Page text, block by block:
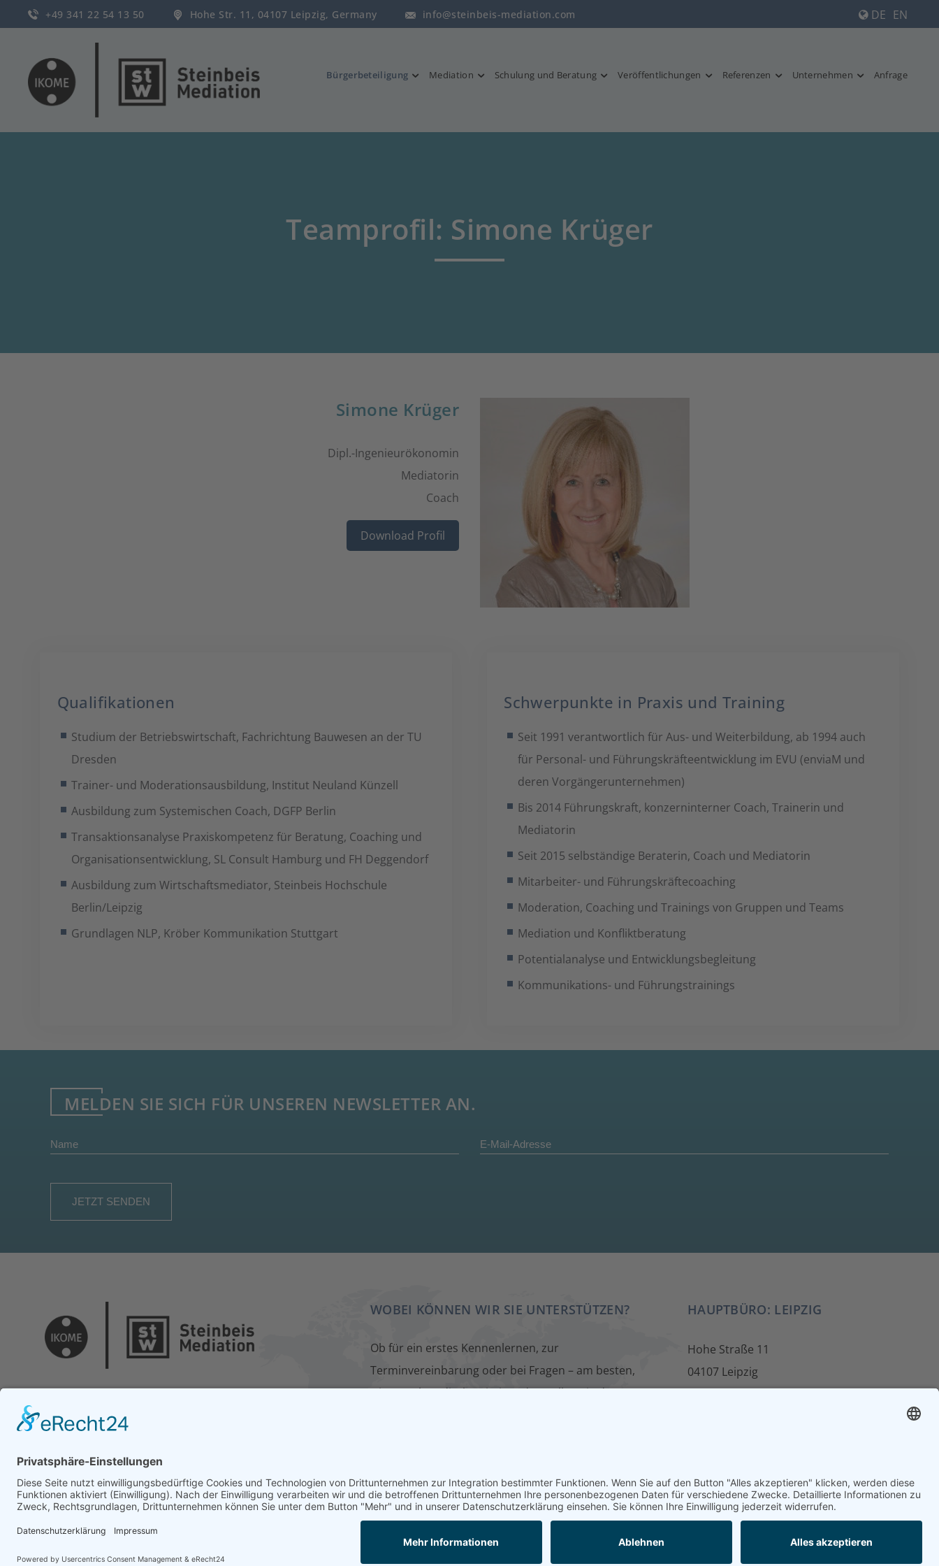
+49 341 22 54 13 50 Hohe Str. 11, 04107 Leipzig, Germany info@steinbeis-mediation.com DE EN
Bürgerbeteiligung Mediation Schulung und Beratung Veröffentlichungen Referenzen Unternehmen Anfrage
Teamprofil: Simone Krüger
Simone Krüger
Dipl.-Ingenieurökonomin
Mediatorin
Coach
Download Profil
Qualifikationen
Studium der Betriebswirtschaft, Fachrichtung Bauwesen an der TU
Dresden
Trainer- und Moderationsausbildung, Institut Neuland Künzell
Ausbildung zum Systemischen Coach, DGFP Berlin
Transaktionsanalyse Praxiskompetenz für Beratung, Coaching und
Organisationsentwicklung, SL Consult Hamburg und FH Deggendorf
Ausbildung zum Wirtschaftsmediator, Steinbeis Hochschule
Berlin/Leipzig
Grundlagen NLP, Kröber Kommunikation Stuttgart
Schwerpunkte in Praxis und Training
Seit 1991 verantwortlich für Aus- und Weiterbildung, ab 1994 auch
für Personal- und Führungskräfteentwicklung im EVU (enviaM und
deren Vorgängerunternehmen)
Bis 2014 Führungskraft, konzerninterner Coach, Trainerin und
Mediatorin
Seit 2015 selbständige Beraterin, Coach und Mediatorin
Mitarbeiter- und Führungskräftecoaching
Moderation, Coaching und Trainings von Gruppen und Teams
Mediation und Konfliktberatung
Potentialanalyse und Entwicklungsbegleitung
Kommunikations- und Führungstrainings
MELDEN SIE SICH FÜR UNSEREN NEWSLETTER AN.
WOBEI KÖNNEN WIR SIE UNTERSTÜTZEN?
Ob für ein erstes Kennenlernen, zur
Terminvereinbarung oder bei Fragen – am besten,
wir sprechen direkt miteinander. Füllen Sie dazu
KONTAKT
HAUPTBÜRO: LEIPZIG
Hohe Straße 11
04107 Leipzig
© 2026 Urheberrechte - Steinbeis Beratungszentrum für Wirtschaftsmediation